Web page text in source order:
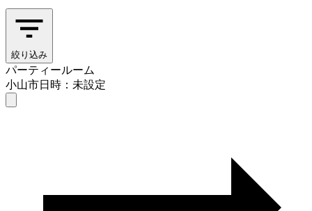
絞り込み
パーティールーム
小山市日時：未設定